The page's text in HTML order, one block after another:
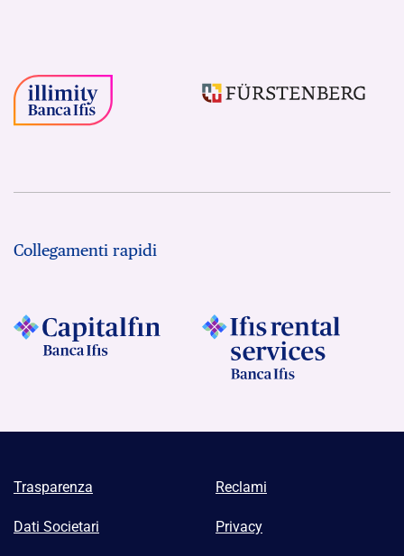
Collegamenti rapidi
Trasparenza Reclami
Dati Societari Privacy